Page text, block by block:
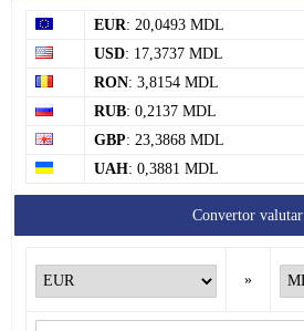
EUR: 20,0493 MDL
USD: 17,3737 MDL
RON: 3,8154 MDL
RUB: 0,2137 MDL
GBP: 23,3868 MDL
UAH: 0,3881 MDL
Convertor valutar
»